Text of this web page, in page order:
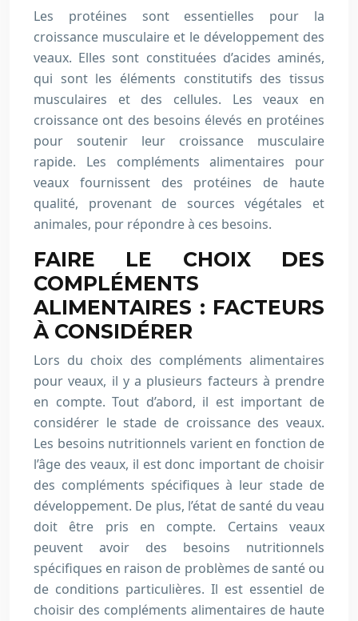
Les protéines sont essentielles pour la
croissance musculaire et le développement des
veaux. Elles sont constituées d’acides aminés,
qui sont les éléments constitutifs des tissus
musculaires et des cellules. Les veaux en
croissance ont des besoins élevés en protéines
pour soutenir leur croissance musculaire
rapide. Les compléments alimentaires pour
veaux fournissent des protéines de haute
qualité, provenant de sources végétales et
animales, pour répondre à ces besoins.
FAIRE LE CHOIX DES
COMPLÉMENTS
ALIMENTAIRES : FACTEURS
À CONSIDÉRER
Lors du choix des compléments alimentaires
pour veaux, il y a plusieurs facteurs à prendre
en compte. Tout d’abord, il est important de
considérer le stade de croissance des veaux.
Les besoins nutritionnels varient en fonction de
l’âge des veaux, il est donc important de choisir
des compléments spécifiques à leur stade de
développement. De plus, l’état de santé du veau
doit être pris en compte. Certains veaux
peuvent avoir des besoins nutritionnels
spécifiques en raison de problèmes de santé ou
de conditions particulières. Il est essentiel de
choisir des compléments alimentaires de haute